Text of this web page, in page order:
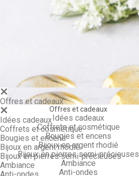
Offres et cadeaux
Idées cadeaux
Coffrets et cosmétique
Bougies et encens
Bijoux en argent rhodié
Bijoux en pierres semi-précieuses
Ambiance
Offres et cadeaux
Idées cadeaux
Coffrets et cosmétique
Bougies et encens
Bijoux en argent rhodié
Bijoux en pierres semi-précieuses
Ambiance
Anti-ondes